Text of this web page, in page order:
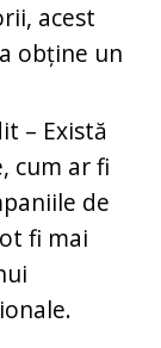
acest
obține un
– Există
cum ar fi
de
fi mai